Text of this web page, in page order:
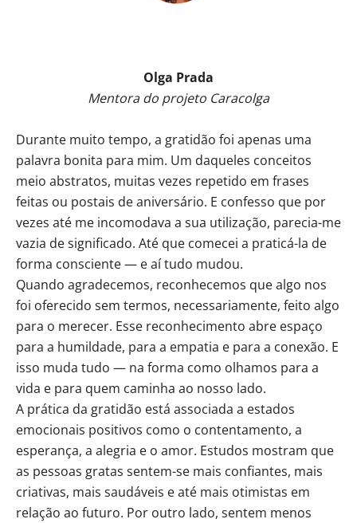
Olga Prada
Mentora do projeto Caracolga
Durante muito tempo, a gratidão foi apenas uma
palavra bonita para mim. Um daqueles conceitos
meio abstratos, muitas vezes repetido em frases
feitas ou postais de aniversário. E confesso que por
vezes até me incomodava a sua utilização, parecia-me
vazia de significado. Até que comecei a praticá-la de
forma consciente — e aí tudo mudou.
Quando agradecemos, reconhecemos que algo nos
foi oferecido sem termos, necessariamente, feito algo
para o merecer. Esse reconhecimento abre espaço
para a humildade, para a empatia e para a conexão. E
isso muda tudo — na forma como olhamos para a
vida e para quem caminha ao nosso lado.
A prática da gratidão está associada a estados
emocionais positivos como o contentamento, a
esperança, a alegria e o amor. Estudos mostram que
as pessoas gratas sentem-se mais confiantes, mais
criativas, mais saudáveis e até mais otimistas em
relação ao futuro. Por outro lado, sentem menos